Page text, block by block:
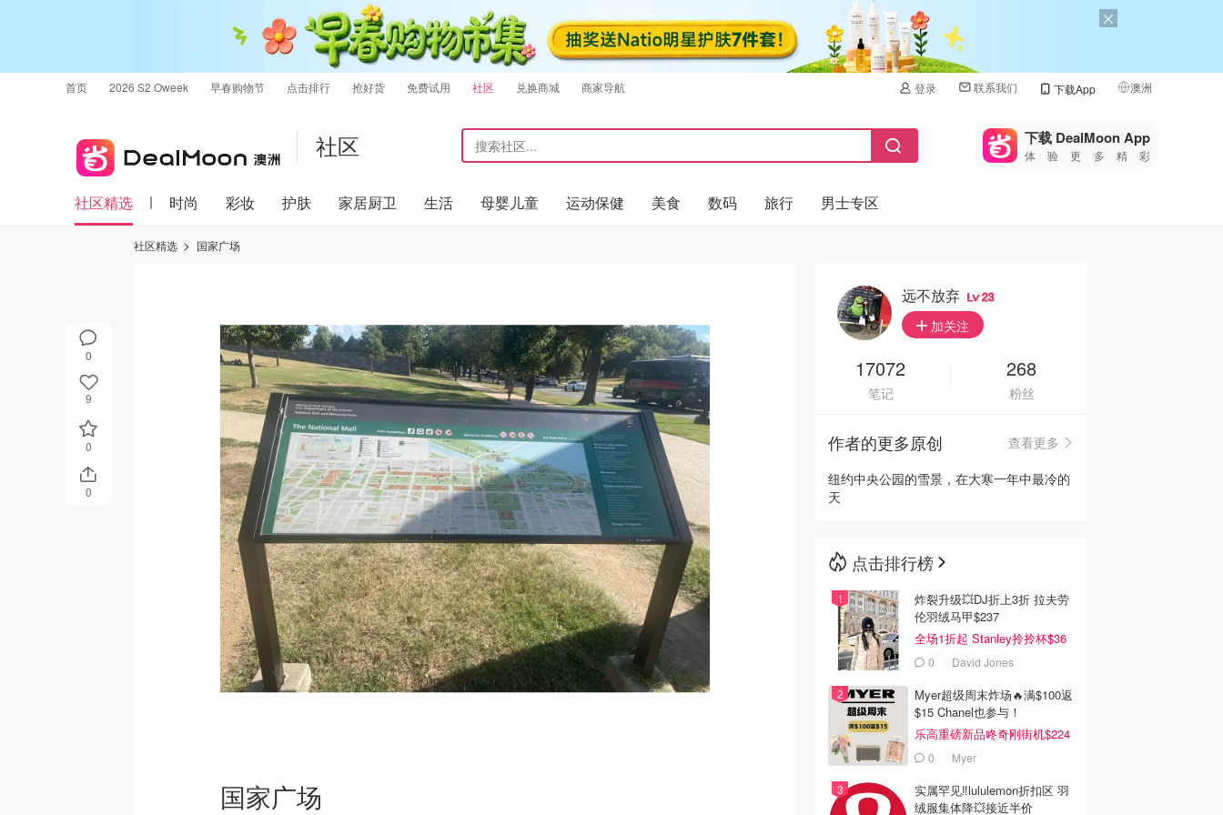
首页 2026 S2 Oweek 早春购物节 点击排行 抢好货 免费试用 社区 兑换商城 商家导航 登录 联系我们 下载App 澳洲
🇺🇸
🇨🇳 中国
🇮🇹
🇦🇺
🇳🇿新西兰
社区 下载 DealMoon App
体验更多精彩
社区精选 时尚 彩妆 护肤 家居厨卫 生活 母婴儿童 运动保健 美食 数码 旅行 男士专区
0
9
0
0
社区精选 国家广场
国家广场
远不放弃 23
加关注
17072
笔记
268
粉丝
作者的更多原创
查看更多
纽约中央公园的雪景，在大寒一年中最冷的
天
点击排行榜
炸裂升级💥DJ折上3折 拉夫劳
伦羽绒马甲$237
全场1折起 Stanley拎拎杯$36
0 David Jones
Myer超级周末炸场🔥满$100返
$15 Chanel也参与！
乐高重磅新品咚奇刚街机$224
0 Myer
实属罕见‼️lululemon折扣区 羽
绒服集体降💥接近半价